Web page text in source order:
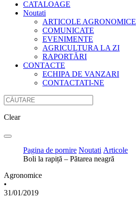
CATALOAGE
Noutati
ARTICOLE AGRONOMICE
COMUNICATE
EVENIMENTE
AGRICULTURA LA ZI
RAPORTĂRI
CONTACTE
ECHIPA DE VANZARI
CONTACTATI-NE
Clear
Pagina de pornire Noutati Articole
Boli la rapiță – Pătarea neagră
Agronomice
•
31/01/2019